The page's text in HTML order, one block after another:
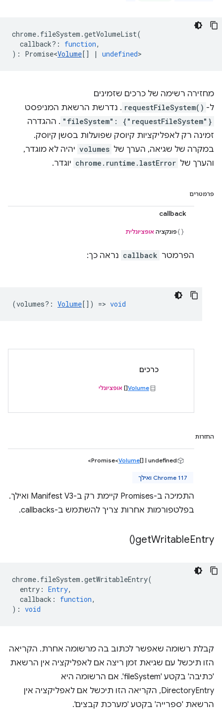
chrome. fileSystem .getVolumeList(
callback? : function,
) : Promise<Volume[] | undefined>
מחזירה רשימה של כרכים שזמינים
ל- requestFileSystem() . נדרשת הרשאת המניפסט
"fileSystem": {"requestFileSystem"} . ההגדרה
זמינה רק לאפליקציות קיוסק שפועלות בסשן קיוסק.
במקרה של שגיאה, הערך של volumes יהיה לא מוגדר,
והערך של chrome.runtime.lastError יוגדר.
פרמטרים
callback
פונקציה אופציונלית
הפרמטר callback נראה כך:
(volumes? : Volume[]) => void
כרכים
Volume
[] אופציונלי
החזרות
Promise<Volume[] | undefined>
Chrome 117 ואילך
התמיכה ב-Promises קיימת רק ב-Manifest V3 ואילך.
בפלטפורמות אחרות צריך להשתמש ב-callbacks.
getWritableEntry(
)
chrome. fileSystem .getWritableEntry(
entry : Entry,
callback : function,
) : void
קבלת רשומה שאפשר לכתוב בה מרשומה אחרת. הקריאה
הזו תיכשל עם שגיאת זמן ריצה אם לאפליקציה אין הרשאת
'כתיבה' בקטע 'fileSystem'. אם הרשומה היא
DirectoryEntry, הקריאה הזו תיכשל אם לאפליקציה אין
הרשאת 'ספרייה' בקטע 'מערכת קבצים'.